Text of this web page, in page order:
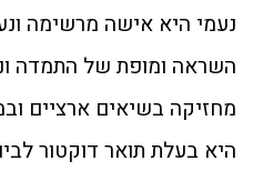
נעמי היא אישה מרשימה
מחזיקה בשיאים ארציים
היא בעלת תואר דוקטור